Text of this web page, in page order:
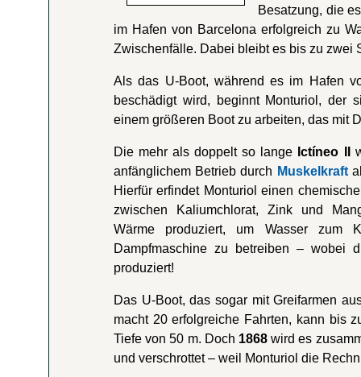
Besatzung, die
im Hafen von Barcelona erfolgreich zu
Zwischenfälle. Dabei bleibt es bis zu zwei
Als das U-Boot, während es im Hafen
beschädigt wird, beginnt Monturiol, der
einem größeren Boot zu arbeiten, das mit
Die mehr als doppelt so lange Ictíneo II
anfänglichem Betrieb durch Muskelkraft
Hierfür erfindet Monturiol einen
zwischen Kaliumchlorat, Zink und
Wärme produziert, um Wasser zum
Dampfmaschine zu betreiben – wobei
produziert!
Das U-Boot, das sogar mit Greifarmen
macht 20 erfolgreiche Fahrten, kann bis
Tiefe von 50 m. Doch 1868 wird es
und verschrottet – weil Monturiol die